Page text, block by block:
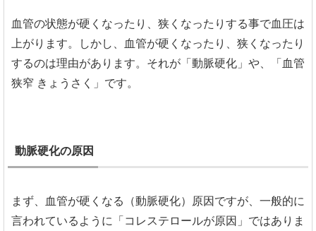
血管の状態が硬くなったり、狭くなったりする事で血圧は
上がります。しかし、血管が硬くなったり、狭くなったり
するのは理由があります。それが「動脈硬化」や、「血管
狭窄 きょうさく」です。
動脈硬化の原因
まず、血管が硬くなる（動脈硬化）原因ですが、一般的に
言われているように「コレステロールが原因」ではありま